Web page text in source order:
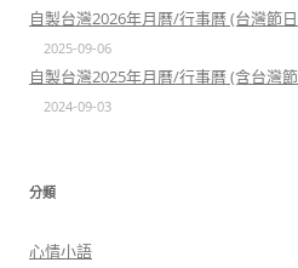
自製台灣2026年月曆/行事曆 (台灣節
2025-09-06
自製台灣2025年月曆/行事曆 (含台灣
2024-09-03
分類
心情小語